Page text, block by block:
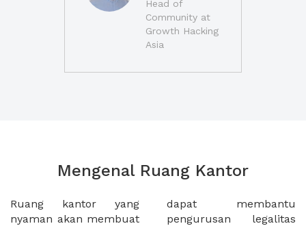
Head of
Community at
Growth Hacking
Asia
Mengenal Ruang Kantor
Ruang kantor yang
nyaman akan membuat
dapat membantu
pengurusan legalitas